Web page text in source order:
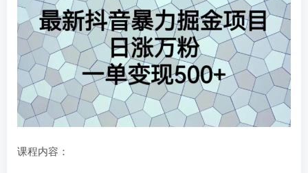
课程内容：